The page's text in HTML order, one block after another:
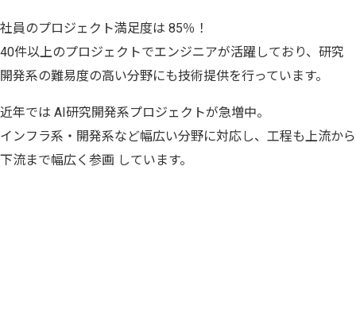
社員のプロジェクト満足度は 85％！
40件以上のプロジェクトでエンジニアが活躍しており、研究
開発系の難易度の高い分野にも技術提供を行っています。
近年では AI研究開発系プロジェクトが急増中。
インフラ系・開発系など幅広い分野に対応し、工程も上流から
下流まで幅広く参画 しています。